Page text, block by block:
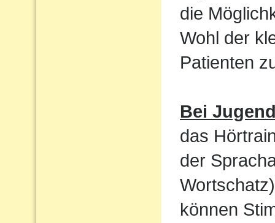
die
Wohl der
Patienten
Bei
das
der
können